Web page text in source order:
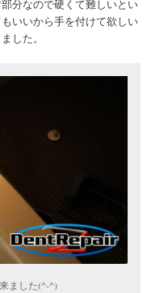
分なので硬くて難しいとい
いいから手を付けて欲しい
した。
ました(^-^)